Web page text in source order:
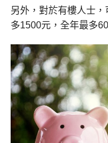
另外，對於有樓人士
多1500元，全年最多